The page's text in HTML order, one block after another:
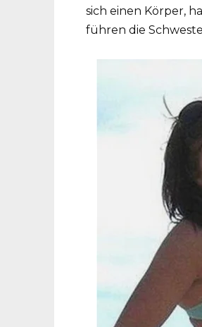
sich einen Körper,
führen die